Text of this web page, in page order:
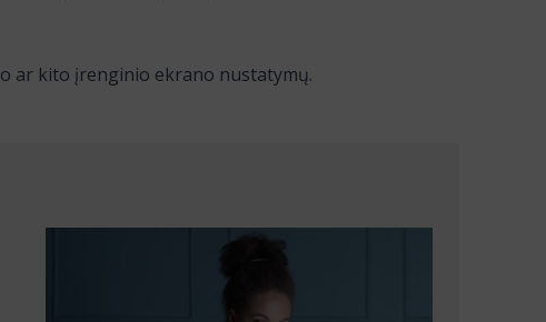
ar kito įrenginio ekrano nustatymų.